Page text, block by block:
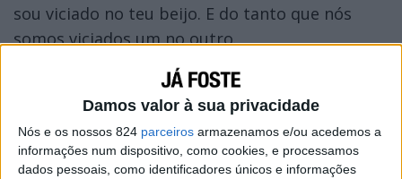
Damos valor à sua privacidade
Nós e os nossos 824 parceiros armazenamos e/ou acedemos a
informações num dispositivo, como cookies, e processamos
dados pessoais, como identificadores únicos e informações
sou viciado no teu beijo. E do tanto que nós
somos viciados um no outro.